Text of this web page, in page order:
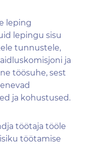
leping
lepingu sisu
tunnustele,
ja
töösuhe, sest
ja kohustused.
töötaja tööle
töötamise